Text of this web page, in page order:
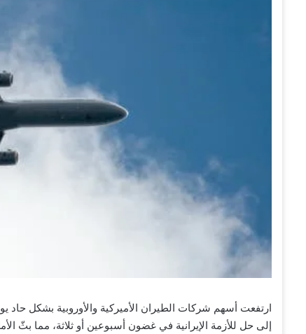
ارتفعت أسهم شركات الطيران الأميركية والأوروبية بشكل حاد
إلى حل للأزمة الإيرانية في غضون أسبوعين أو ثلاثة، مما